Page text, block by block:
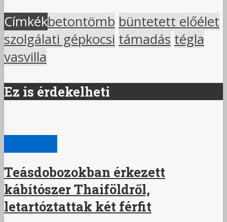
Címkékbetontömb büntetett előélet
szolgálati gépkocsi támadás tégla
vasvilla
Ez is érdekelheti
Teásdobozokban érkezett
kábítószer Thaiföldről,
letartóztattak két férfit